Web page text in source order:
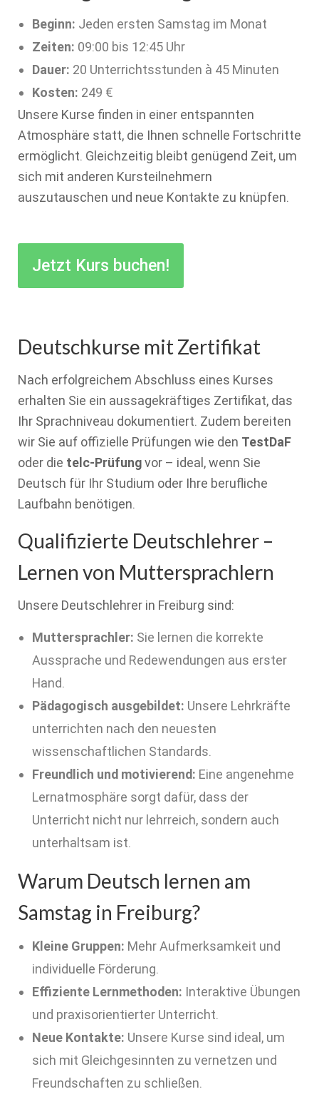
Beginn: Jeden ersten Samstag im Monat
Zeiten: 09:00 bis 12:45 Uhr
Dauer: 20 Unterrichtsstunden à 45 Minuten
Kosten: 249 €
Unsere Kurse finden in einer entspannten
Atmosphäre statt, die Ihnen schnelle Fortschritte
ermöglicht. Gleichzeitig bleibt genügend Zeit, um
sich mit anderen Kursteilnehmern
auszutauschen und neue Kontakte zu knüpfen.
Jetzt Kurs buchen!
Deutschkurse mit Zertifikat
Nach erfolgreichem Abschluss eines Kurses
erhalten Sie ein aussagekräftiges Zertifikat, das
Ihr Sprachniveau dokumentiert. Zudem bereiten
wir Sie auf offizielle Prüfungen wie den TestDaF
oder die telc-Prüfungvor – ideal, wenn Sie
Deutsch für Ihr Studium oder Ihre berufliche
Laufbahn benötigen.
Qualifizierte Deutschlehrer –
Lernen von Muttersprachlern
Unsere Deutschlehrer in Freiburg sind:
Muttersprachler: Sie lernen die korrekte
Aussprache und Redewendungen aus erster
Hand.
Pädagogisch ausgebildet: Unsere Lehrkräfte
unterrichten nach den neuesten
wissenschaftlichen Standards.
Freundlich und motivierend: Eine angenehme
Lernatmosphäre sorgt dafür, dass der
Unterricht nicht nur lehrreich, sondern auch
unterhaltsam ist.
Warum Deutsch lernen am
Samstag in Freiburg?
Kleine Gruppen: Mehr Aufmerksamkeit und
individuelle Förderung.
Effiziente Lernmethoden: Interaktive Übungen
und praxisorientierter Unterricht.
Neue Kontakte: Unsere Kurse sind ideal, um
sich mit Gleichgesinnten zu vernetzen und
Freundschaften zu schließen.